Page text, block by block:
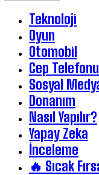
Teknoloji
Oyun
Otomobil
Cep Telefonu
Sosyal
Donanım
Nasıl Yapılır?
Yapay Zeka
İnceleme
🔥 Sıcak